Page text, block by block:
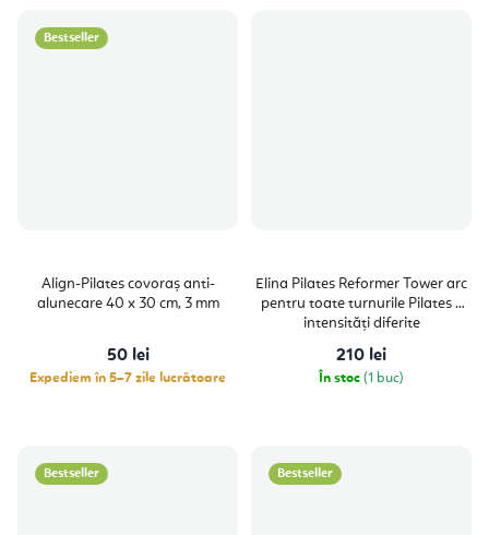
Bestseller
Align-Pilates covoraș anti-
alunecare 40 x 30 cm, 3 mm
50 lei
Expediem în 5–7 zile lucrătoare
Elina Pilates Reformer Tower arc
pentru toate turnurile Pilates 3
intensități diferite
210 lei
În stoc (1 buc)
Bestseller Bestseller